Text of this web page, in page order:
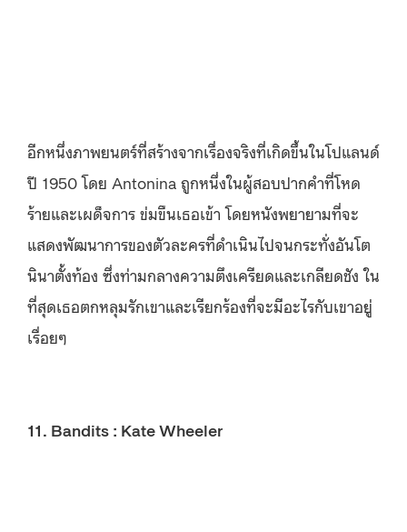
อีกหนึ่งภาพยนตร์ที่สร้างจากเรื่องจริงที่เกิดขึ้นในโปแลนด์
ปี 1950 โดย Antonina ถูกหนึ่งในผู้สอบปากคำที่โหด
ร้ายและเผด็จการ ข่มขืนเธอเข้า โดยหนังพยายามที่จะ
แสดงพัฒนาการของตัวละครที่ดำเนินไปจนกระทั่งอันโต
นินาตั้งท้อง ซึ่งท่ามกลางความตึงเครียดและเกลียดชัง ใน
ที่สุดเธอตกหลุมรักเขาและเรียกร้องที่จะมีอะไรกับเขาอยู่
เรื่อยๆ
11. Bandits : Kate Wheeler